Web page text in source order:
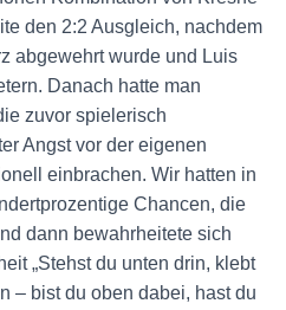
den 2:2 Ausgleich, nachdem
abgewehrt wurde und Luis
Danach hatte man
zuvor spielerisch
Angst vor der eigenen
einbrachen. Wir hatten in
Chancen, die
dann bewahrheitete sich
„Stehst du unten drin, klebt
– bist du oben dabei, hast du